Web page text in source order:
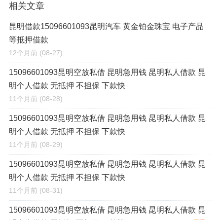
相关文章
昆明借款15096601093昆明汽车 黄金铂金珠宝 电子产品
等抵押借款
12个月前 (08-27)
15096601093昆明空放私借 昆明急用钱 昆明私人借款 昆
明个人借款 无抵押 不担保 下款快
11个月前 (08-28)
15096601093昆明空放私借 昆明急用钱 昆明私人借款 昆
明个人借款 无抵押 不担保 下款快
11个月前 (08-29)
15096601093昆明空放私借 昆明急用钱 昆明私人借款 昆
明个人借款 无抵押 不担保 下款快
11个月前 (08-31)
15096601093昆明空放私借 昆明急用钱 昆明私人借款 昆